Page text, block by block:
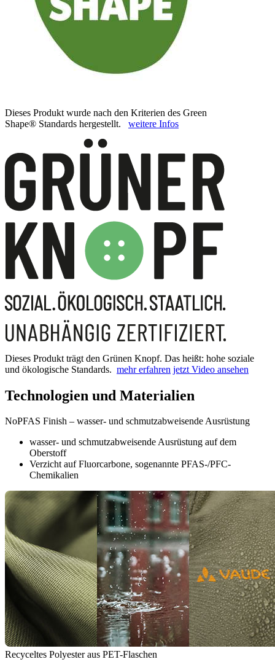
Dieses Produkt wurde nach den Kriterien des Green
Shape® Standards hergestellt. weitere Infos
Dieses Produkt trägt den Grünen Knopf. Das heißt: hohe soziale
und ökologische Standards. mehr erfahren jetzt Video ansehen
Technologien und Materialien
NoPFAS Finish – wasser- und schmutzabweisende Ausrüstung
wasser- und schmutzabweisende Ausrüstung auf dem
Oberstoff
Verzicht auf Fluorcarbone, sogenannte PFAS-/PFC-
Chemikalien
Recyceltes Polyester aus PET-Flaschen